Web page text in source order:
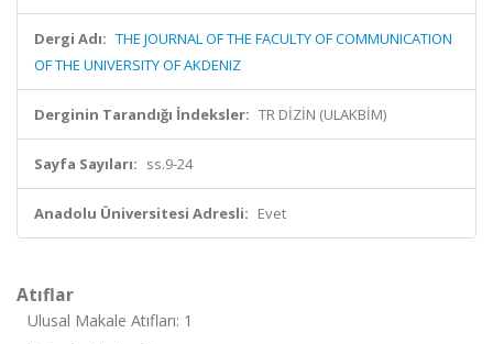
Dergi Adı: THE JOURNAL OF THE FACULTY OF COMMUNICATION
OF THE UNIVERSITY OF AKDENIZ
Derginin Tarandığı İndeksler: TR DİZİN (ULAKBİM)
Sayfa Sayıları: ss.9-24
Anadolu Üniversitesi Adresli: Evet
Atıflar
Ulusal Makale Atıfları: 1